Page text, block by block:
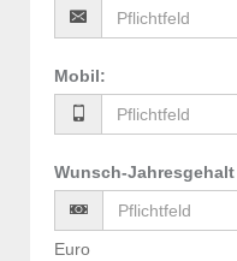
Mobil:
Wunsch-
Euro